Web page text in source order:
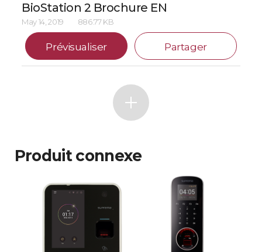
BioStation 2 Brochure EN
May 14, 2019 886.77 KB
Prévisualiser Partager
Produit connexe